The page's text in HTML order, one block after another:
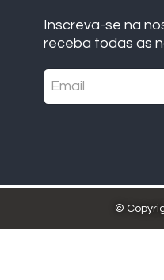
Inscreva-se na
receba todas as
©